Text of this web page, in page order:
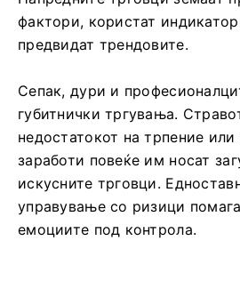
фактори, користат
предвидат трендовите.
Сепак, дури и
губитнички тргувања.
недостатокот на трпение
заработи повеќе им носат
искусните трговци.
управување со ризици
емоциите под контрола.